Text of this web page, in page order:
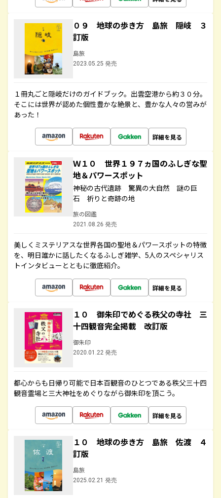
０９ 地球の歩き方 島旅 隠岐 ３
訂版
島旅
2023.05.25 発売
１冊丸ごと隠岐だけのガイドブック。出雲空港から約３０分。
そこには世界が認めた個性豊かな絶景と、豊かな人々の営みが
あった！
詳細を見る
Ｗ１０ 世界１９７ヵ国のふしぎな聖
地＆パワースポット
神秘の古代遺跡 驚異の大自然 謎の巨
石 祈りと奇跡の地
旅の図鑑
2021.08.26 発売
美しくミステリアスな世界各国の聖地＆パワースポットの特徴
を、明日誰かに話したくなるふしぎ雑学、5人のスペシャリス
トインタビューとともに徹底紹介。
詳細を見る
１０ 御朱印でめぐる秩父の寺社 三
十四観音完全掲載 改訂版
御朱印
2020.01.22 発売
都心からも日帰り可能で日本百観音のひとつである秩父三十四
観音霊場と三大神社をめぐりながら御朱印を頂こう。
詳細を見る
１０ 地球の歩き方 島旅 佐渡 ４
訂版
島旅
2025.02.21 発売